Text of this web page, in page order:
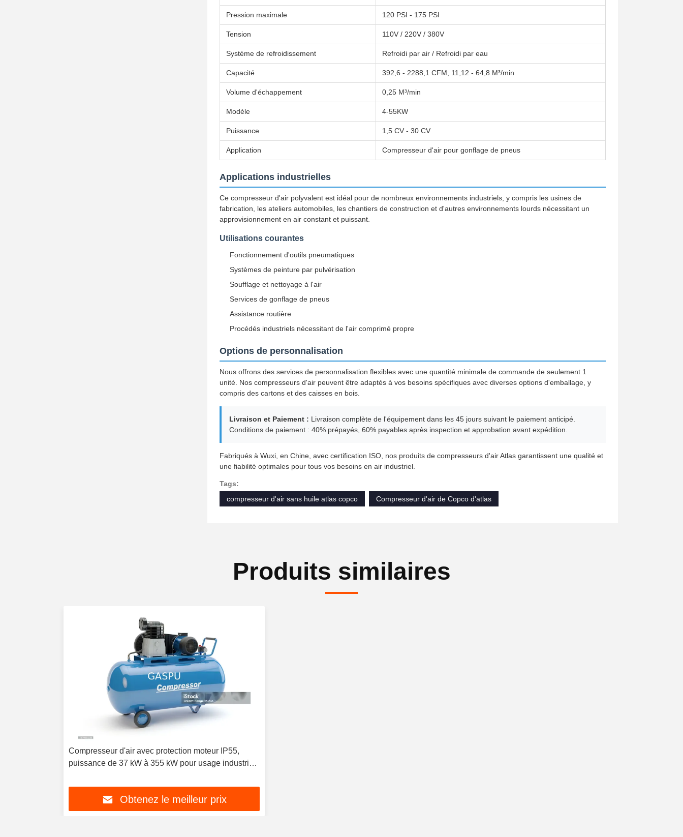
Pression maximale 120 PSI - 175 PSI
Tension 110V / 220V / 380V
Système de refroidissement Refroidi par air / Refroidi par eau
Capacité 392,6 - 2288,1 CFM, 11,12 - 64,8 M³/min
Volume d'échappement 0,25 M³/min
Modèle 4-55KW
Puissance 1,5 CV - 30 CV
Application Compresseur d'air pour gonflage de pneus
Applications industrielles
Ce compresseur d'air polyvalent est idéal pour de nombreux environnements industriels, y compris les usines de
fabrication, les ateliers automobiles, les chantiers de construction et d'autres environnements lourds nécessitant un
approvisionnement en air constant et puissant.
Utilisations courantes
Fonctionnement d'outils pneumatiques
Systèmes de peinture par pulvérisation
Soufflage et nettoyage à l'air
Services de gonflage de pneus
Assistance routière
Procédés industriels nécessitant de l'air comprimé propre
Options de personnalisation
Nous offrons des services de personnalisation flexibles avec une quantité minimale de commande de seulement 1
unité. Nos compresseurs d'air peuvent être adaptés à vos besoins spécifiques avec diverses options d'emballage, y
compris des cartons et des caisses en bois.
Livraison et Paiement : Livraison complète de l'équipement dans les 45 jours suivant le paiement anticipé.
Conditions de paiement : 40% prépayés, 60% payables après inspection et approbation avant expédition.
Fabriqués à Wuxi, en Chine, avec certification ISO, nos produits de compresseurs d'air Atlas garantissent une qualité et
une fiabilité optimales pour tous vos besoins en air industriel.
Tags:
compresseur d'air sans huile atlas copco
Compresseur d'air de Copco d'atlas
Produits similaires
Compresseur d'air avec protection moteur IP55,
puissance de 37 kW à 355 kW pour usage industriel
Obtenez le meilleur prix